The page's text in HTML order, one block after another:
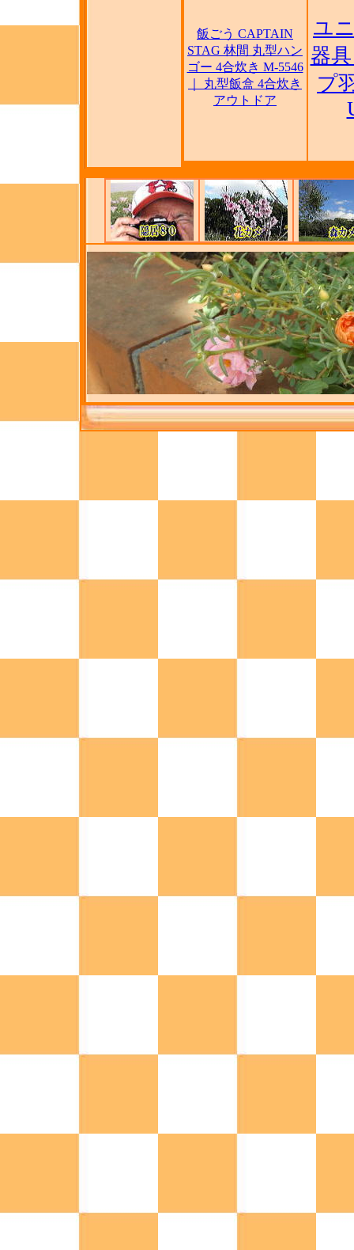
飯ごう CAPTAIN
STAG 林間 丸型ハン
ゴー 4合炊き M-5546
｜ 丸型飯盒 4合炊き
アウトドア
ユ
器
プ